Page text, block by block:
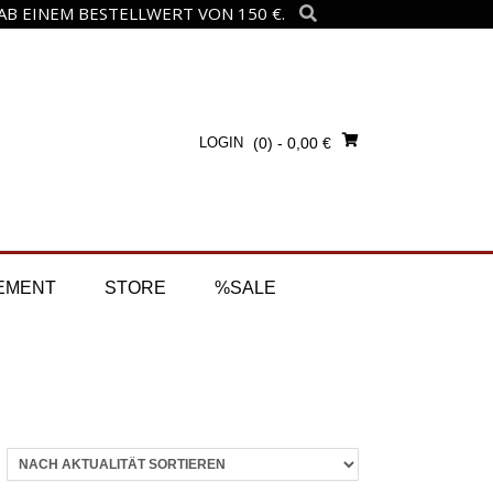
EINEM BESTELLWERT VON 150 €.
LOGIN (0) - 0,00 €
STORE %SALE